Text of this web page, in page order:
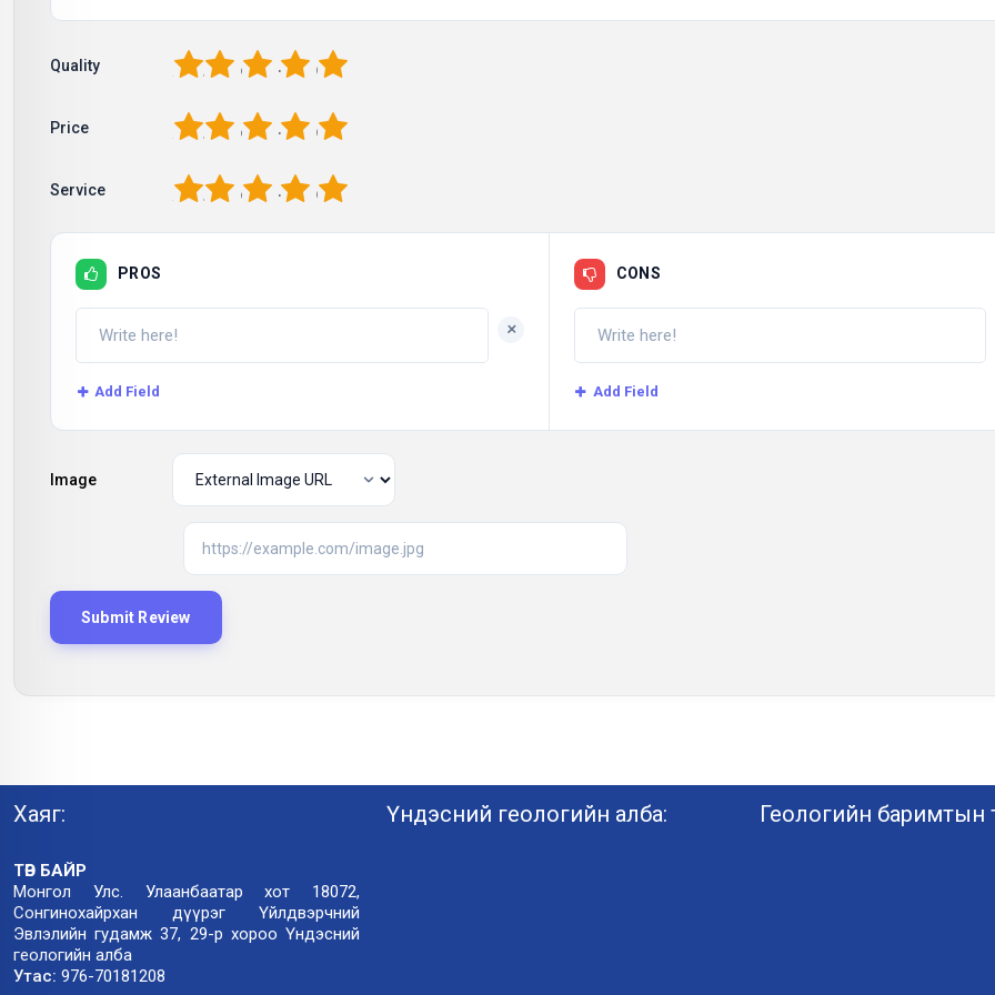
Quality 5
4
3
2
Price 5
4
3
2
Service 5
4
3
2
PROS
+
Add Field
CONS
Add Field
Image
Хаяг:
ТӨВ БАЙР
Монгол Улс. Улаанбаатар хот 18072,
Сонгинохайрхан дүүрэг Үйлдвэрчний
Эвлэлийн гудамж 37, 29-р хороо Үндэсний
геологийн алба
Утас: 976-70181208
Үндэсний геологийн алба: Геологийн баримтын